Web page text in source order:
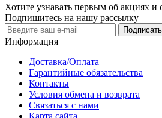
Хотите узнавать первым об акциях и
Подпишитесь на нашу рассылку
Информация
Доставка/Оплата
Гарантийные обязательства
Контакты
Условия обмена и возврата
Связаться с нами
Карта сайта